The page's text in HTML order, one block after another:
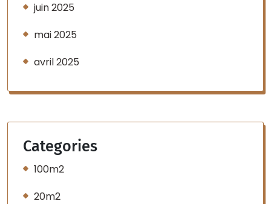
juin 2025
mai 2025
avril 2025
Categories
100m2
20m2